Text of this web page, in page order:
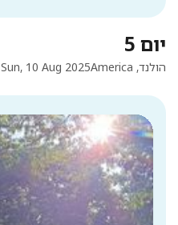
יום 5
Sun, 10 Aug 2025 הולנד, America